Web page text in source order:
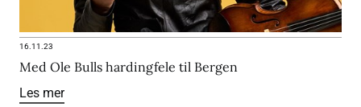
16.11.23
Med Ole Bulls hardingfele til Bergen
Les mer